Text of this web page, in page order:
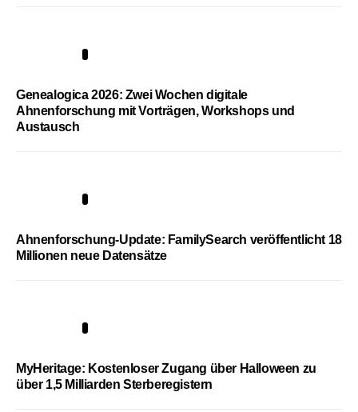
Genealogica 2026: Zwei Wochen digitale
Ahnenforschung mit Vorträgen, Workshops und
Austausch
Ahnenforschung-Update: FamilySearch veröffentlicht 18
Millionen neue Datensätze
MyHeritage: Kostenloser Zugang über Halloween zu
über 1,5 Milliarden Sterberegistern